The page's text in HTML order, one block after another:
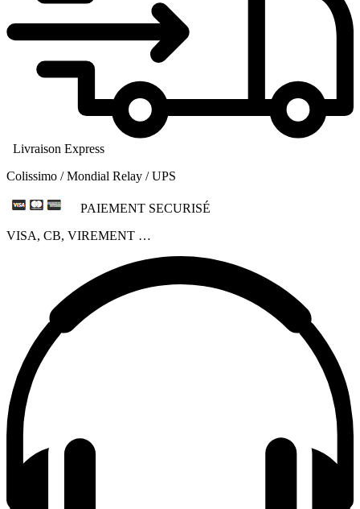
Livraison Express
Colissimo / Mondial Relay / UPS
PAIEMENT SECURISÉ
VISA, CB, VIREMENT …